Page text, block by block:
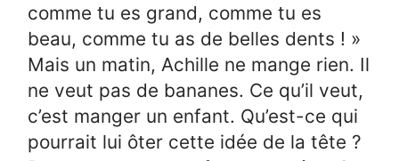
comme tu es grand, comme tu es
beau, comme tu as de belles dents ! »
Mais un matin, Achille ne mange rien. Il
ne veut pas de bananes. Ce qu’il veut,
c’est manger un enfant. Qu’est-ce qui
pourrait lui ôter cette idée de la tête ?